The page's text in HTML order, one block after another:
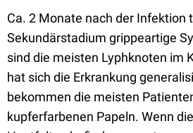
Ca. 2 Monate nach der Infektion
Sekundärstadium grippeartige
sind die meisten Lyphknoten im
hat sich die Erkrankung
bekommen die meisten
kupferfarbenen Papeln. Wenn